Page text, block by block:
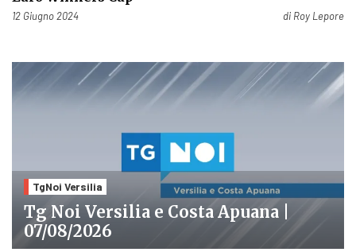
Pubblicato il
12 Giugno 2024 di Roy Lepore
TgNoi Versilia
Tg Noi Versilia e Costa Apuana |
07/08/2026